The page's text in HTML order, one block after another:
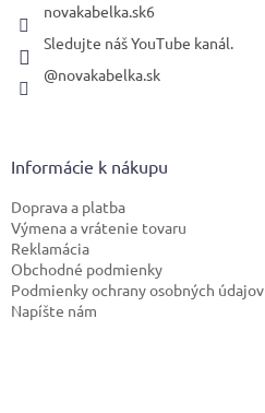
novakabelka.sk6
Sledujte náš YouTube kanál.
@novakabelka.sk
Informácie k nákupu
Doprava a platba
Výmena a vrátenie tovaru
Reklamácia
Obchodné podmienky
Podmienky ochrany osobných údajov
Napíšte nám